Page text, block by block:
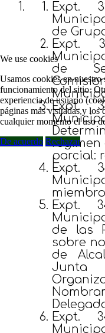
Expt.
de
Expt.
de
Expt.
régimen
parcial:
Expt.
Expt.
de las
sobre
de
Junta
Expt.
We use cookies
Usamos cookies en
funcionamiento del sitio.
experiencia de usuario
páginas más visitadas y los
cualquier momento el uso
De acuerdo Rechazar